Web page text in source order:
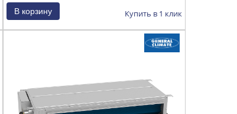
Купить в 1 клик